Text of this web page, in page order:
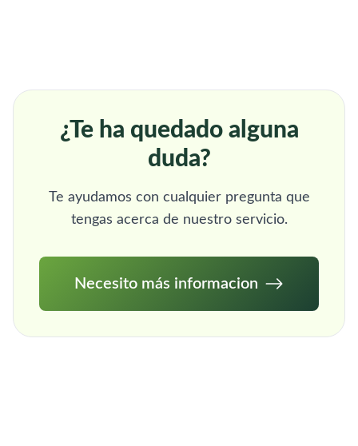
¿Te ha quedado alguna
duda?
Te ayudamos con cualquier pregunta que
tengas acerca de nuestro servicio.
Necesito más informacion